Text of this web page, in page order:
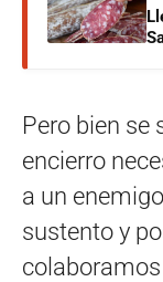
Pero bien se
encierro
a un
sustento y